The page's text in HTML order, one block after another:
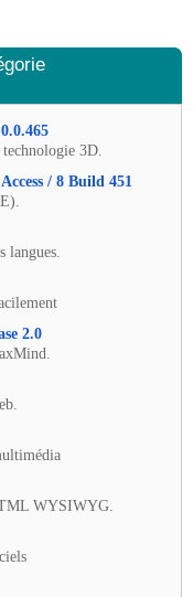
3D.
/ 8 Build 451
langues.
2.0
WYSIWYG.